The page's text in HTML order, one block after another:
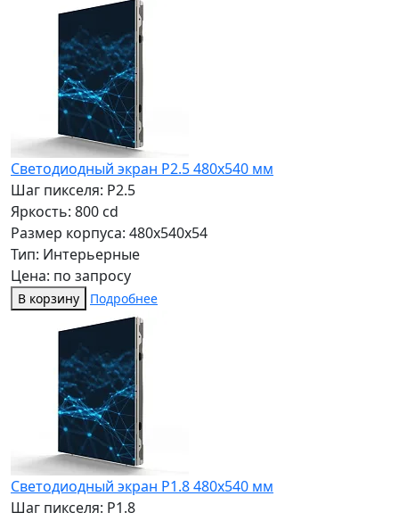
Светодиодный экран P2.5 480x540 мм
Шаг пикселя: P2.5
Яркость: 800 cd
Размер корпуса: 480x540x54
Тип: Интерьерные
Цена: по запросу
В корзину Подробнее
Светодиодный экран P1.8 480x540 мм
Шаг пикселя: P1.8